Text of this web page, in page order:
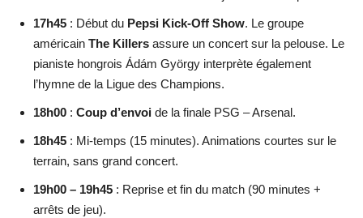
17h45 : Début du Pepsi Kick-Off Show. Le groupe
américain The Killers assure un concert sur la pelouse. Le
pianiste hongrois Ádám György interprète également
l’hymne de la Ligue des Champions.
18h00 : Coup d’envoi de la finale PSG – Arsenal.
18h45 : Mi-temps (15 minutes). Animations courtes sur le
terrain, sans grand concert.
19h00 – 19h45 : Reprise et fin du match (90 minutes +
arrêts de jeu).